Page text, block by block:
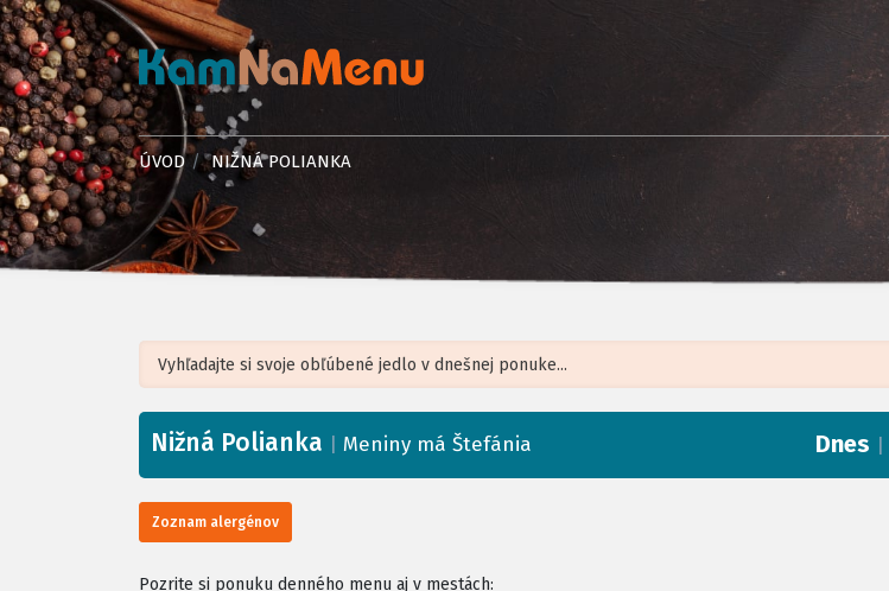
ÚVOD NIŽNÁ POLIANKA
+
−
Nižná Polianka Meniny má Štefánia Dnes
Zoznam alergénov
Pozrite si ponuku denného menu aj v mestách: